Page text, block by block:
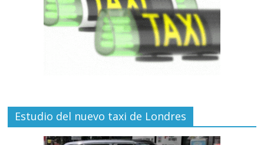
Estudio del nuevo taxi de Londres